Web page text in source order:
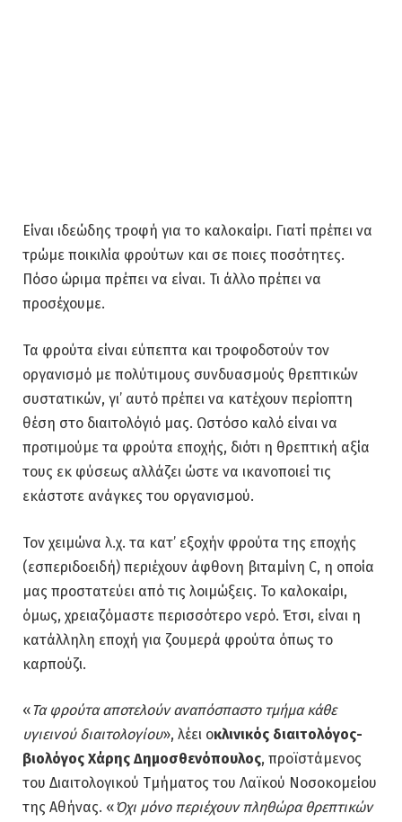
Είναι ιδεώδης τροφή για το καλοκαίρι. Γιατί πρέπει να
τρώμε ποικιλία φρούτων και σε ποιες ποσότητες.
Πόσο ώριμα πρέπει να είναι. Τι άλλο πρέπει να
προσέχουμε.
Τα φρούτα είναι εύπεπτα και τροφοδοτούν τον
οργανισμό με πολύτιμους συνδυασμούς θρεπτικών
συστατικών, γι’ αυτό πρέπει να κατέχουν περίοπτη
θέση στο διαιτολόγιό μας. Ωστόσο καλό είναι να
προτιμούμε τα φρούτα εποχής, διότι η θρεπτική αξία
τους εκ φύσεως αλλάζει ώστε να ικανοποιεί τις
εκάστοτε ανάγκες του οργανισμού.
Τον χειμώνα λ.χ. τα κατ’ εξοχήν φρούτα της εποχής
(εσπεριδοειδή) περιέχουν άφθονη βιταμίνη C, η οποία
μας προστατεύει από τις λοιμώξεις. Το καλοκαίρι,
όμως, χρειαζόμαστε περισσότερο νερό. Έτσι, είναι η
κατάλληλη εποχή για ζουμερά φρούτα όπως το
καρπούζι.
«Τα φρούτα αποτελούν αναπόσπαστο τμήμα κάθε
υγιεινού διαιτολογίου», λέει οκλινικός διαιτολόγος-
βιολόγος Χάρης Δημοσθενόπουλος, προϊστάμενος
του Διαιτολογικού Τμήματος του Λαϊκού Νοσοκομείου
της Αθήνας. «Όχι μόνο περιέχουν πληθώρα θρεπτικών